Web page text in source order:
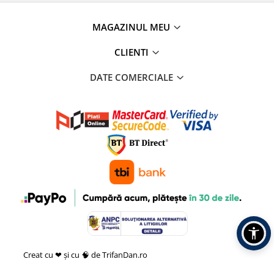
MAGAZINUL MEU
CLIENTI
DATE COMERCIALE
Creat cu ❤ și cu 🧠 de TrifanDan.ro